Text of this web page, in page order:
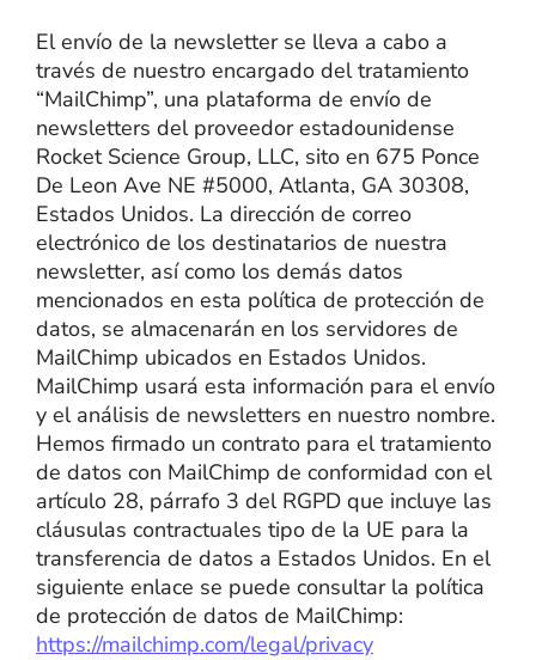
El envío de la newsletter se lleva a cabo a
través de nuestro encargado del tratamiento
“MailChimp”, una plataforma de envío de
newsletters del proveedor estadounidense
Rocket Science Group, LLC, sito en 675 Ponce
De Leon Ave NE #5000, Atlanta, GA 30308,
Estados Unidos. La dirección de correo
electrónico de los destinatarios de nuestra
newsletter, así como los demás datos
mencionados en esta política de protección de
datos, se almacenarán en los servidores de
MailChimp ubicados en Estados Unidos.
MailChimp usará esta información para el envío
y el análisis de newsletters en nuestro nombre.
Hemos firmado un contrato para el tratamiento
de datos con MailChimp de conformidad con el
artículo 28, párrafo 3 del RGPD que incluye las
cláusulas contractuales tipo de la UE para la
transferencia de datos a Estados Unidos. En el
siguiente enlace se puede consultar la política
de protección de datos de MailChimp:
https://mailchimp.com/legal/privacy